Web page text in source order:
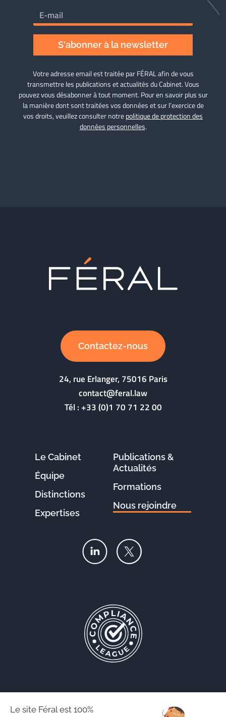
S'abonner à la newsletter
Votre adresse email est traitée par FÉRAL afin de vous
transmettre les publications et actualités du Cabinet. Vous
pouvez vous désabonner à tout moment. Pour en savoir plus sur
la manière dont sont traitées vos données et sur l’exercice de
vos droits, veuillez consulter notrepolitique de protection des
données personnelles.
Contactez-nous
24, rue Erlanger, 75016 Paris
contact@feral.law
Tél :+33 (0)1 70 71 22 00
Le Cabinet
Équipe
Distinctions
Expertises
Publications &
Actualités
Formations
Nous rejoindre
Le site Féral est 100%